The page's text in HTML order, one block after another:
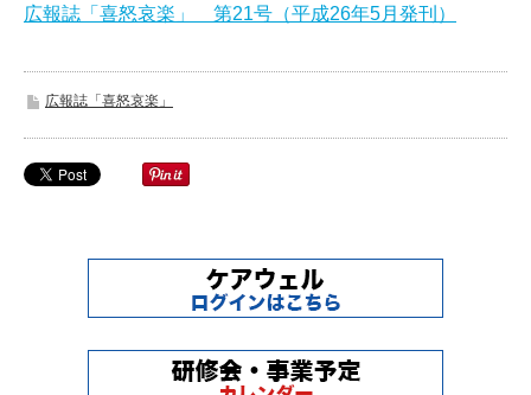
広報誌「喜怒哀楽」 第21号（平成26年5月発刊）
広報誌「喜怒哀楽」